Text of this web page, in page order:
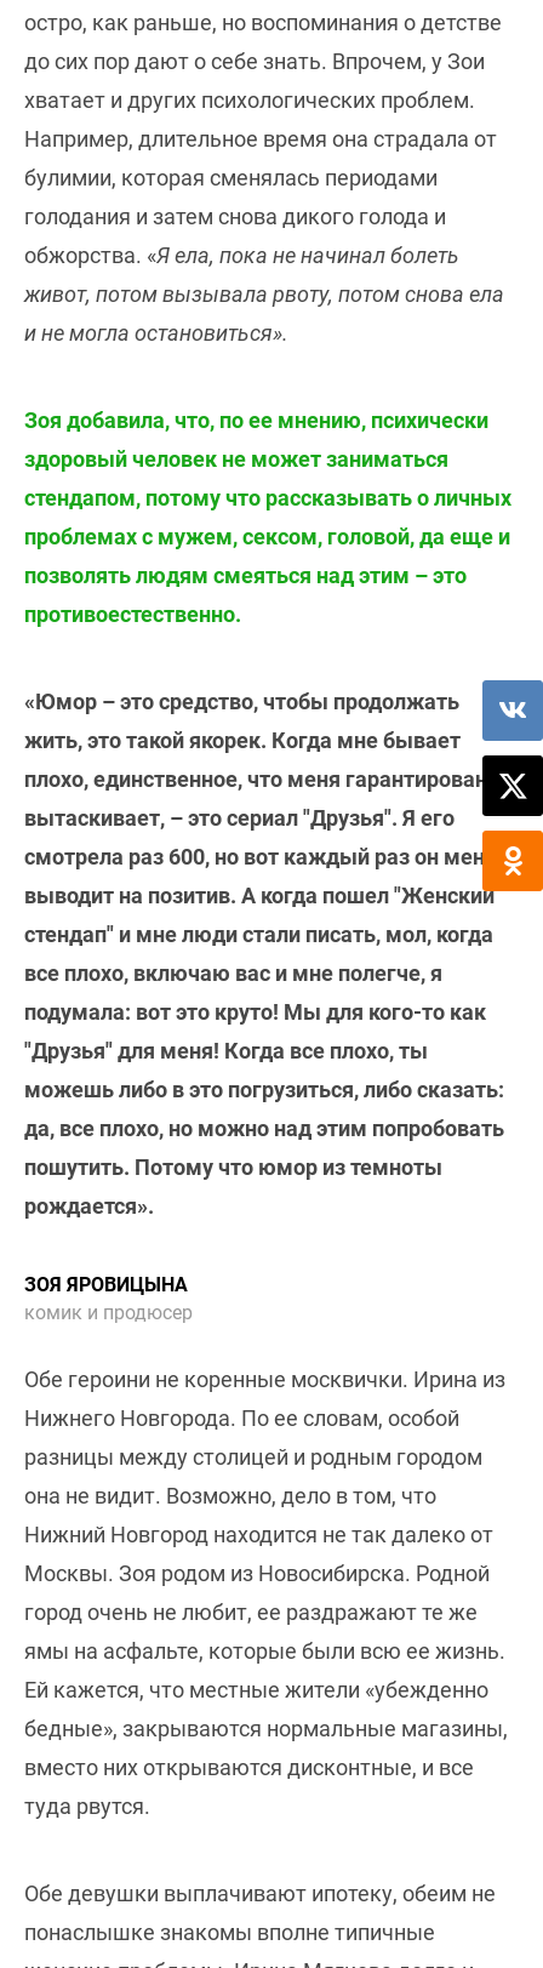
остро, как раньше, но воспоминания о детстве
до сих пор дают о себе знать. Впрочем, у Зои
хватает и других психологических проблем.
Например, длительное время она страдала от
булимии, которая сменялась периодами
голодания и затем снова дикого голода и
обжорства. «Я ела, пока не начинал болеть
живот, потом вызывала рвоту, потом снова ела
и не могла остановиться».
Зоя добавила, что, по ее мнению, психически
здоровый человек не может заниматься
стендапом, потому что рассказывать о личных
проблемах с мужем, сексом, головой, да еще и
позволять людям смеяться над этим – это
противоестественно.
«Юмор – это средство, чтобы продолжать
жить, это такой якорек. Когда мне бывает
плохо, единственное, что меня гарантированно
вытаскивает, – это сериал "Друзья". Я его
смотрела раз 600, но вот каждый раз он меня
выводит на позитив. А когда пошел "Женский
стендап" и мне люди стали писать, мол, когда
все плохо, включаю вас и мне полегче, я
подумала: вот это круто! Мы для кого-то как
"Друзья" для меня! Когда все плохо, ты
можешь либо в это погрузиться, либо сказать:
да, все плохо, но можно над этим попробовать
пошутить. Потому что юмор из темноты
рождается».
ЗОЯ ЯРОВИЦЫНА
комик и продюсер
Обе героини не коренные москвички. Ирина из
Нижнего Новгорода. По ее словам, особой
разницы между столицей и родным городом
она не видит. Возможно, дело в том, что
Нижний Новгород находится не так далеко от
Москвы. Зоя родом из Новосибирска. Родной
город очень не любит, ее раздражают те же
ямы на асфальте, которые были всю ее жизнь.
Ей кажется, что местные жители «убежденно
бедные», закрываются нормальные магазины,
вместо них открываются дисконтные, и все
туда рвутся.
Обе девушки выплачивают ипотеку, обеим не
понаслышке знакомы вполне типичные